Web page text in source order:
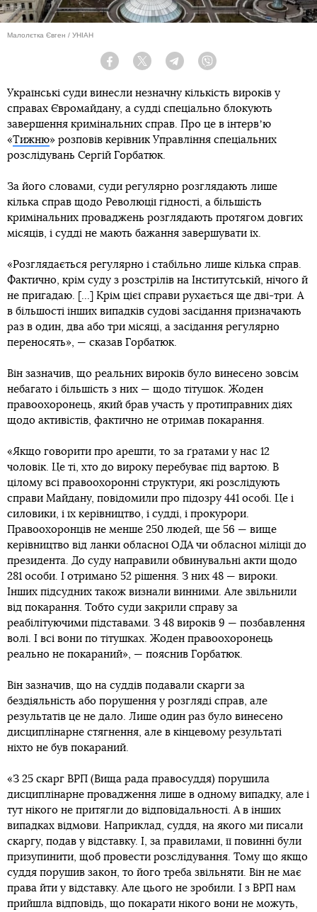
Малолєтка Євген / УНІАН
Facebook Twitter Telegram
Українські суди винесли незначну кількість вироків у
справах Євромайдану, а судді спеціально блокують
завершення кримінальних справ. Про це в інтервʼю
«Тижню» розповів керівник Управління спеціальних
розслідувань Сергій Горбатюк.
За його словами, суди регулярно розглядають лише
кілька справ щодо Революції гідності, а більшість
кримінальних проваджень розглядають протягом довгих
місяців, і судді не мають бажання завершувати їх.
«Розглядається регулярно і стабільно лише кілька справ.
Фактично, крім суду з розстрілів на Інститутській, нічого й
не пригадаю. [...] Крім цієї справи рухається ще дві-три. А
в більшості інших випадків судові засідання призначають
раз в один, два або три місяці, а засідання регулярно
переносять», — сказав Горбатюк.
Він зазначив, що реальних вироків було винесено зовсім
небагато і більшість з них — щодо тітушок. Жоден
правоохоронець, який брав участь у протиправних діях
щодо активістів, фактично не отримав покарання.
«Якщо говорити про арешти, то за ґратами у нас 12
чоловік. Це ті, хто до вироку перебуває під вартою. В
цілому всі правоохоронні структури, які розслідують
справи Майдану, повідомили про підозру 441 особі. Це і
силовики, і їх керівництво, і судді, і прокурори.
Правоохоронців не менше 250 людей, ще 56 — вище
керівництво від ланки обласної ОДА чи обласної міліції до
президента. До суду направили обвинувальні акти щодо
281 особи. І отримано 52 рішення. З них 48 — вироки.
Інших підсудних також визнали винними. Але звільнили
від покарання. Тобто суди закрили справу за
реабілітуючими підставами. З 48 вироків 9 — позбавлення
волі. І всі вони по тітушках. Жоден правоохоронець
реально не покараний», — пояснив Горбатюк.
Він зазначив, що на суддів подавали скарги за
бездіяльність або порушення у розгляді справ, але
результатів це не дало. Лише один раз було винесено
дисциплінарне стягнення, але в кінцевому результаті
ніхто не був покараний.
«З 25 скарг ВРП (Вища рада правосуддя) порушила
дисциплінарне провадження лише в одному випадку, але і
тут нікого не притягли до відповідальності. А в інших
випадках відмови. Наприклад, суддя, на якого ми писали
скаргу, подав у відставку. І, за правилами, її повинні були
призупинити, щоб провести розслідування. Тому що якщо
суддя порушив закон, то його треба звільняти. Він не має
права йти у відставку. Але цього не зробили. І з ВРП нам
прийшла відповідь, що покарати нікого вони не можуть,